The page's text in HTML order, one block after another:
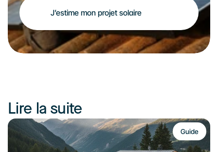
J’estime mon projet solaire
Lire la suite
Guide